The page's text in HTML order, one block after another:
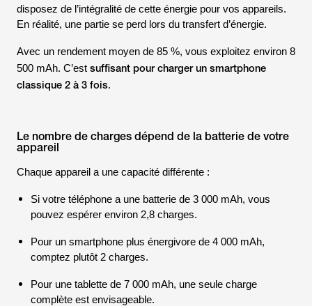
disposez de l’intégralité de cette énergie pour vos appareils.
En réalité, une partie se perd lors du transfert d’énergie.
Avec un rendement moyen de 85 %, vous exploitez environ 8
500 mAh. C’est suffisant pour charger un smartphone
classique 2 à 3 fois.
Le nombre de charges dépend de la batterie de votre
appareil
Chaque appareil a une capacité différente :
Si votre téléphone a une batterie de 3 000 mAh, vous
pouvez espérer environ 2,8 charges.
Pour un smartphone plus énergivore de 4 000 mAh,
comptez plutôt 2 charges.
Pour une tablette de 7 000 mAh, une seule charge
complète est envisageable.